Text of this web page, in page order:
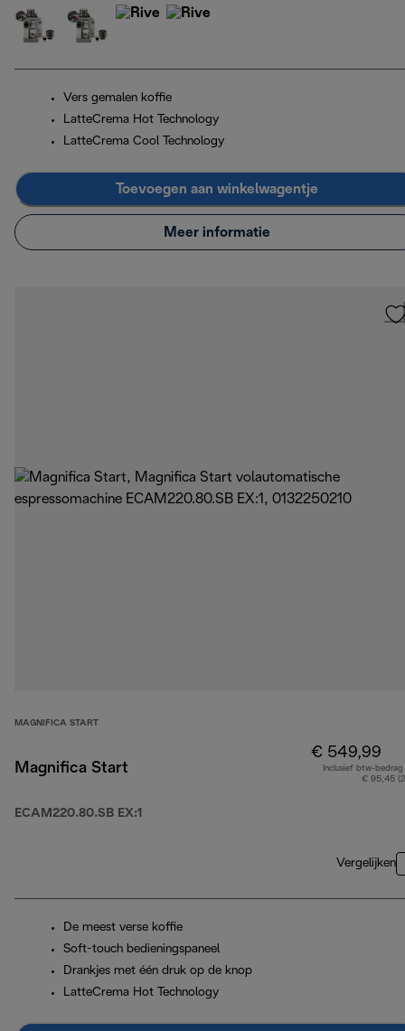
Vers gemalen koffie
LatteCrema Hot Technology
LatteCrema Cool Technology
Toevoegen aan winkelwagentje
Meer informatie
MAGNIFICA START
Magnifica Start
ECAM220.80.SB EX:1
€ 549,99
Inclusief btw-bedrag
€ 95,45
Vergelijken
De meest verse koffie
Soft-touch bedieningspaneel
Drankjes met één druk op de knop
LatteCrema Hot Technology